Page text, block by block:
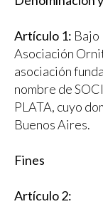
Artículo 1: Bajo
Asociación
asociación
nombre de
PLATA, cuyo
Buenos Aires.
Fines
Artículo 2: